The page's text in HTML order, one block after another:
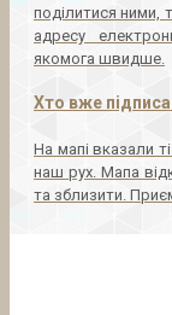
поділитися ними,
адресу
якомога швидше.
Хто вже
На мапі вказали
наш рух. Мапа
та зблизити.